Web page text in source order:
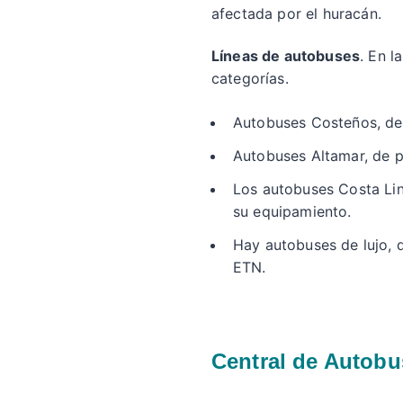
afectada por el huracán.
Líneas de autobuses. En
categorías.
Autobuses Costeños,
Autobuses Altamar, de
Los autobuses Costa
su equipamiento.
Hay autobuses de lujo,
ETN.
Central de